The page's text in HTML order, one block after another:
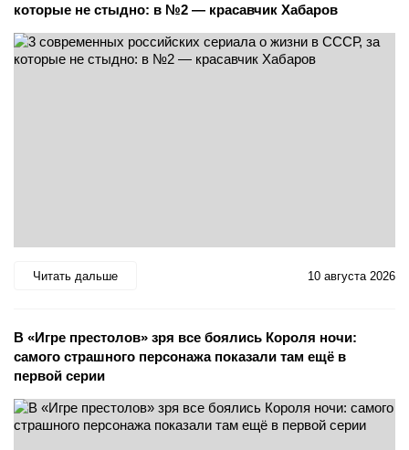
которые не стыдно: в №2 — красавчик Хабаров
Читать дальше 10 августа 2026
В «Игре престолов» зря все боялись Короля ночи:
самого страшного персонажа показали там ещё в
первой серии